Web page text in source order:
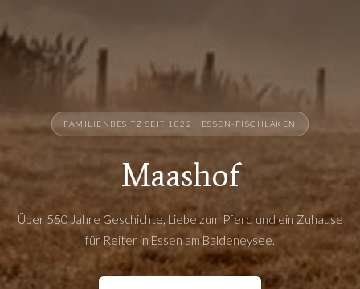
FAMILIENBESITZ SEIT 1822 · ESSEN-FISCHLAKEN
Maashof
Über 550 Jahre Geschichte, Liebe zum Pferd und ein Zuhause
für Reiter in Essen am Baldeneysee.